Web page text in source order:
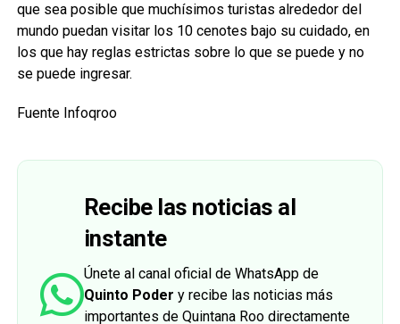
que sea posible que muchísimos turistas alrededor del
mundo puedan visitar los 10 cenotes bajo su cuidado, en
los que hay reglas estrictas sobre lo que se puede y no
se puede ingresar.
Fuente Infoqroo
Recibe las noticias al
instante
Únete al canal oficial de WhatsApp de
Quinto Poder y recibe las noticias más
importantes de Quintana Roo directamente